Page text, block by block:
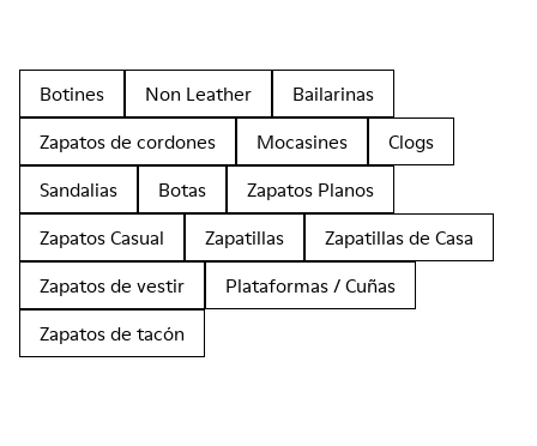
Botines Non Leather
Bailarinas
Zapatos de cordones
Mocasines
Clogs
Sandalias
Botas
Zapatos Planos
Zapatos Casual
Zapatillas
Zapatillas de Casa
Zapatos de vestir
Plataformas / Cuñas
Zapatos de tacón